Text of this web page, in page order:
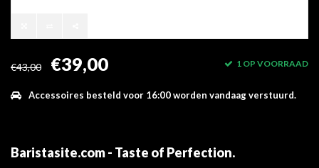
€43,00 €39,00 1 OP VOORRAAD
Accessoires besteld voor 16:00 worden vandaag verstuurd.
Baristasite.com - Taste of Perfection.